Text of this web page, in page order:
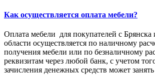
Как осуществляется оплата мебели?
Оплата мебели для покупателей с Брянска
области осуществляется по наличному
получения мебели или по безналичному
реквизитам через любой банк, с учетом
зачисления денежных средств может